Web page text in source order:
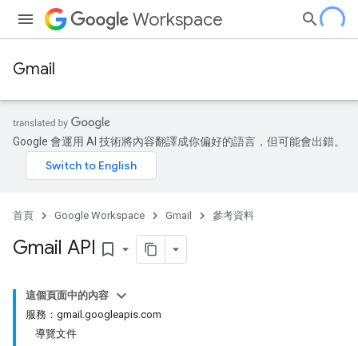
Workspace
Gmail
Google 會運用 AI 技術將內容翻譯成你偏好的語言，但可能會出錯。
首頁 Google Workspace Gmail 參考資料
Gmail API bookmark_border
這個頁面中的內容
服務：gmail.googleapis.com
導覽文件